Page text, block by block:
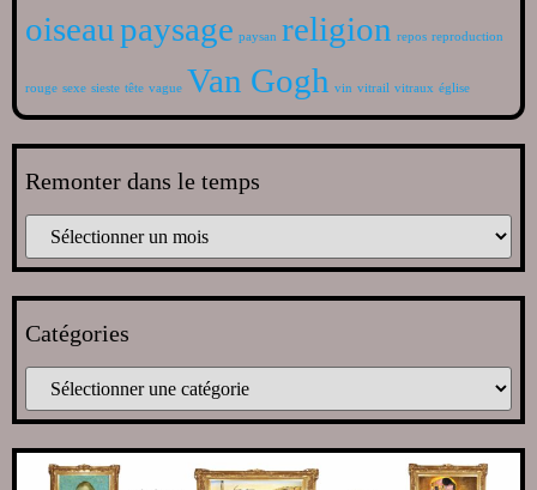
oiseaupaysage paysan religion repos reproduction
rouge sexe sieste tête vague Van Gogh vin vitrail vitraux église
Remonter dans le temps
Catégories